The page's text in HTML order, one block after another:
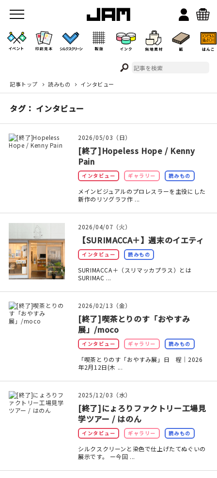
JAMのこと
お店/ワークスペース
印刷見本
シルクスクリーン
無地素材
紙
本
はんこ
JAMグッズ
記事トップ 読みもの インタビュー
タグ： インタビュー
2026/05/03（日）
[終了]Hopeless Hope / Kenny
Pain
インタビュー ギャラリー 読みもの
メインビジュアルのプロレスラーを主役にした
新作のリソグラフ作 ...
2026/04/07（火）
【SURIMACCA＋】週末のイエティ
インタビュー 読みもの
SURIMACCA＋（スリマッカプラス）とは
SURIMAC ...
2026/02/13（金）
[終了]喫茶とりのす「おやすみ
展」/moco
インタビュー ギャラリー 読みもの
「喫茶とりのす「おやすみ展」日 程｜2026
年2月12日(木 ...
2025/12/03（水）
[終了]にょろりファクトリー工場見
学ツアー / はのん
インタビュー ギャラリー 読みもの
シルクスクリーンと染色で仕上げたてぬぐいの
展示です。 ー今回 ...